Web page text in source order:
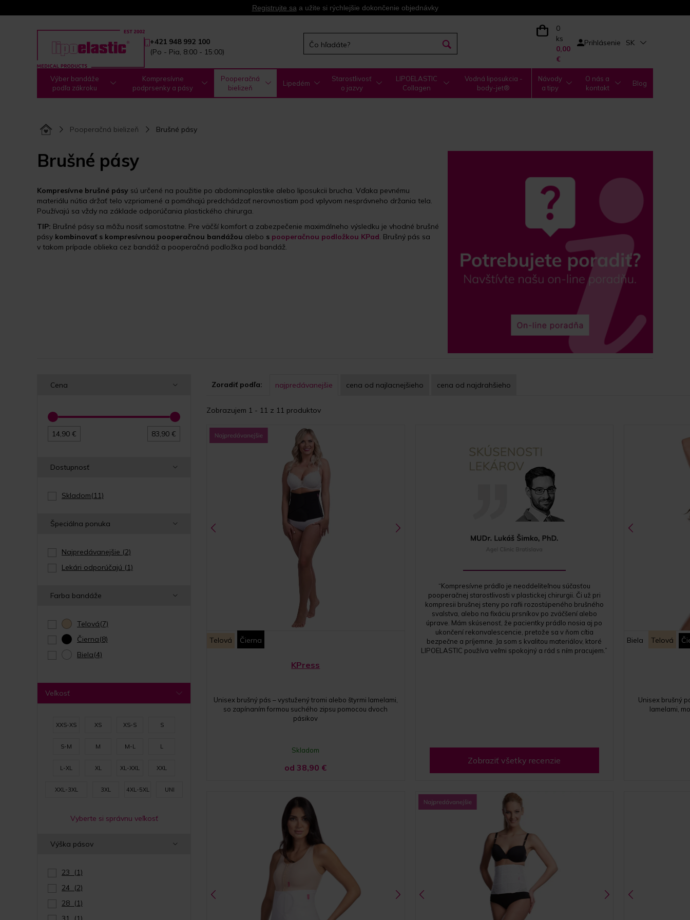
Registrujte sa a užite si rýchlejšie dokončenie objednávky
+421 948 992 100
(Po - Pia, 8:00 - 15:00)
0
ks
0,00
€
Prihlásenie SK
Výber bandáže
podľa zákroku
Kompresívne
podprsenky a pásy
Pooperačná
bielizeň
Lipedém
Starostlivosť
o jazvy
LIPOELASTIC
Collagen
Vodná liposukcia -
body-jet®
Návody
a tipy
O nás a
kontakt
Blog
Pooperačná bielizeň Brušné pásy
Brušné pásy
Kompresívne brušné pásy sú určené na použitie po abdominoplastike alebo liposukcii brucha. Vďaka pevnému
materiálu nútia držať telo vzpriamené a pomáhajú predchádzať nerovnostiam pod vplyvom nesprávneho držania tela.
Používajú sa vždy na základe odporúčania plastického chirurga.
TIP: Brušné pásy sa môžu nosiť samostatne. Pre väčší komfort a zabezpečenie maximálneho výsledku je vhodné brušné
pásy kombinovať s kompresívnou pooperačnou bandážou alebo s pooperačnou podložkou KPad. Brušný pás sa
v takom prípade oblieka cez bandáž a pooperačná podložka pod bandáž.
Cena
14,90 € 83,90 €
Dostupnosť
Skladom(11)
Špeciálna ponuka
Najpredávanejšie (2)
Lekári odporúčajú (1)
Farba bandáže
Telová(7)
Čierna(8)
Biela(4)
Veľkosť
XXS-XS XS XS-S S
S-M M M-L L
L-XL XL XL-XXL XXL
XXL-3XL 3XL 4XL-5XL UNI
Vyberte si správnu veľkosť
Výška pásov
23
(1)
24 (2)
28 (1)
Zoradiť podľa: najpredávanejšie cena od najlacnejšieho cena od najdrahšieho
Zobrazujem 1 - 11 z 11 produktov
Telová Čierna
KPress
Unisex brušný pás – vystužený tromi alebo štyrmi lamelami,
so zapínaním formou suchého zipsu pomocou dvoch
pásikov
Skladom
od 38,90 €
“Kompresívne prádlo je neoddeliteľnou súčasťou
pooperačnej starostlivosti v plastickej chirurgii. Či už pri
kompresii brušnej steny po rafii rozostúpeného brušného
svalstva, alebo na fixáciu prsníkov po zväčšení alebo
úprave. Mám skúsenosť, že pacientky prádlo nosia aj po
ukončení rekonvalescencie, pretože sa v ňom cítia
bezpečne a príjemne. Ja som s kvalitou materiálov, ktoré
LIPOELASTIC používa veľmi spokojný a rád s ním pracujem.”
Zobraziť všetky recenzie
Biela Telová
Unisex brušný
lamelami,